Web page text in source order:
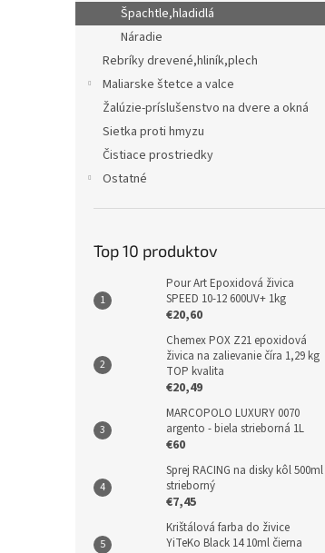
Špachtle,hladidlá
Náradie
Rebríky drevené,hliník,plech
Maliarske štetce a valce
Žalúzie-príslušenstvo na dvere a okná
Sietka proti hmyzu
Čistiace prostriedky
Ostatné
Top 10 produktov
Pour Art Epoxidová živica
SPEED 10-12 600UV+ 1kg
€20,60
Chemex POX Z21 epoxidová
živica na zalievanie číra 1,29 kg
TOP kvalita
€20,49
MARCOPOLO LUXURY 0070
argento - biela strieborná 1L
€60
Sprej RACING na disky kôl 500ml
strieborný
€7,45
Krištálová farba do živice
YiTeKo Black 14 10ml čierna